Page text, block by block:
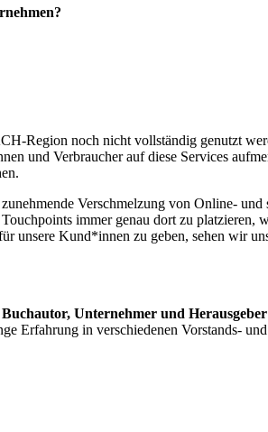
Region noch nicht vollständig genutzt
und Verbraucher auf diese Services
Verschmelzung von Online-
immer genau dort zu
unsere Kund*innen zu geben, sehen wir
Buchautor, Unternehmer und Herausgeber
Erfahrung in verschiedenen Vorstands-